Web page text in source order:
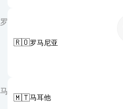
罗
🇷🇴罗马尼亚
马
🇲🇹马耳他